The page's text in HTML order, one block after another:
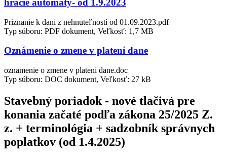
hracie automaty- od 1.9.2023
Priznanie k dani z nehnuteľností od 01.09.2023.pdf
Typ súboru: PDF dokument, Veľkosť: 1,7 MB
Oznámenie o zmene v platení dane
oznamenie o zmene v plateni dane.doc
Typ súboru: DOC dokument, Veľkosť: 27 kB
Stavebný poriadok - nové tlačivá pre
konania začaté podľa zákona 25/2025 Z.
z. + terminológia + sadzobník správnych
poplatkov (od 1.4.2025)